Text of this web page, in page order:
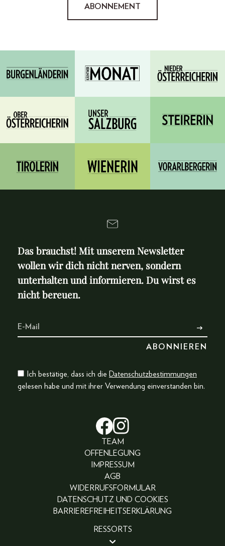
ABONNEMENT
Das brauchst! Mit unserem Newsletter
wollen wir dich nicht nerven, sondern
unterhalten und informieren. Du wirst es
nicht bereuen.
Ich bestätige, dass ich die Datenschutzbestimmungen
gelesen habe und mit ihrer Verwendung einverstanden bin.
TEAM
OFFENLEGUNG
IMPRESSUM
AGB
WIDERRUFSFORMULAR
DATENSCHUTZ UND COOKIES
BARRIEREFREIHEITSERKLÄRUNG
RESSORTS